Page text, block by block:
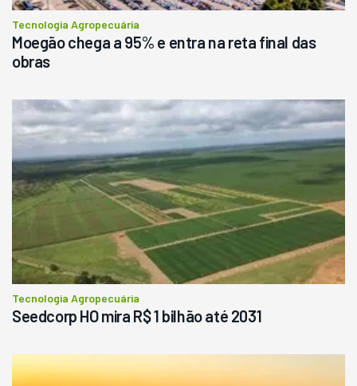
Consultar
Tecnologia Agropecuária
Moegão chega a 95% e entra na reta final das
obras
Tecnologia Agropecuária
Seedcorp HO mira R$ 1 bilhão até 2031